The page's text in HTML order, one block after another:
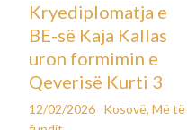
Kryediplomatja e
BE-së Kaja Kallas
uron formimin e
Qeverisë Kurti 3
12/02/2026 Kosovë,Më të